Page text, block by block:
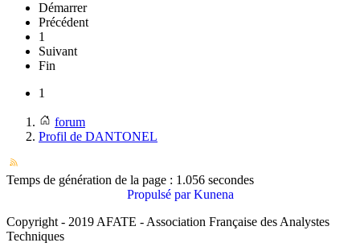
Démarrer
Précédent
1
Suivant
Fin
1
forum
Profil de DANTONEL
Temps de génération de la page : 1.056 secondes
Propulsé parKunena
Copyright - 2019 AFATE - Association Française des Analystes
Techniques